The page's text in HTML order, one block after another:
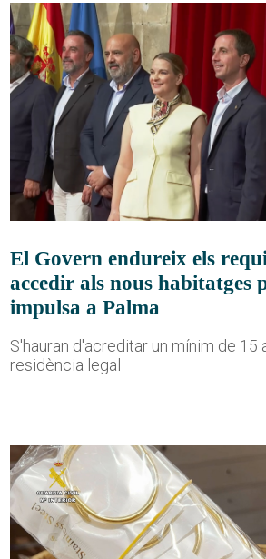
El Govern endureix els
accedir als nous habitatges
impulsa a Palma
S'hauran d'acreditar un mínim de 15
residència legal